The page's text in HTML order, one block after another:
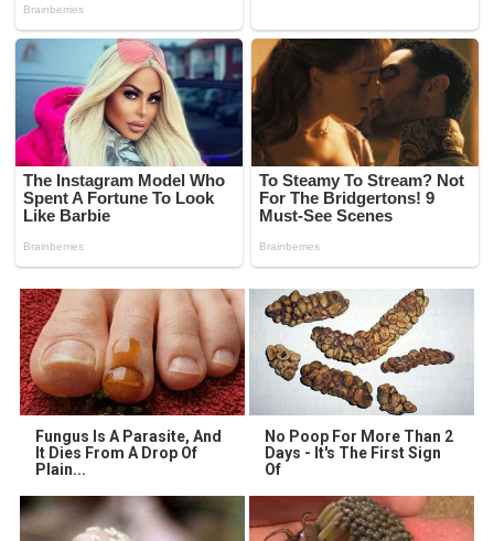
Fungus Is A Parasite, And
It Dies From A Drop Of
Plain...
No Poop For More Than 2
Days - It's The First Sign
Of